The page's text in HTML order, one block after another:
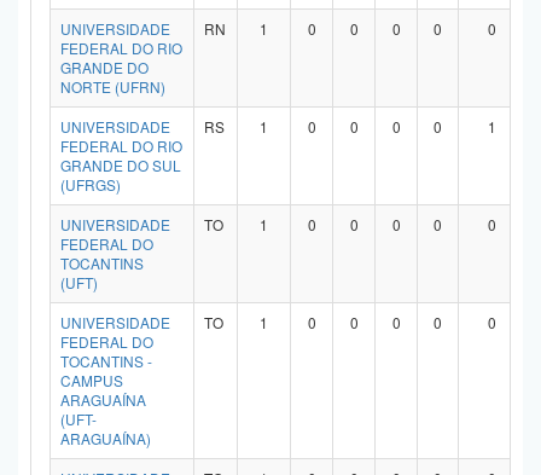
UNIVERSIDADE
FEDERAL DO RIO
GRANDE DO
NORTE (UFRN)
RN 1 0 0 0 0 0
UNIVERSIDADE
FEDERAL DO RIO
GRANDE DO SUL
(UFRGS)
RS 1 0 0 0 0 1
UNIVERSIDADE
FEDERAL DO
TOCANTINS
(UFT)
TO 1 0 0 0 0 0
UNIVERSIDADE
FEDERAL DO
TOCANTINS -
CAMPUS
ARAGUAÍNA
(UFT-
ARAGUAÍNA)
TO 1 0 0 0 0 0